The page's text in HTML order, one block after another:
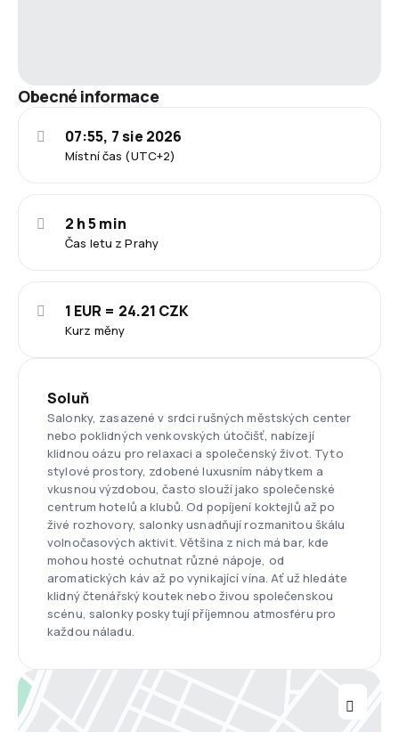
Obecné informace
Místní čas (UTC+2)
07:55, 7 sie 2026
Čas letu z Prahy
2 h 5 min
Kurz měny
1 EUR = 24.21 CZK
Soluň
Salonky, zasazené v srdci rušných městských center
nebo poklidných venkovských útočišť, nabízejí
klidnou oázu pro relaxaci a společenský život. Tyto
stylové prostory, zdobené luxusním nábytkem a
vkusnou výzdobou, často slouží jako společenské
centrum hotelů a klubů. Od popíjení koktejlů až po
živé rozhovory, salonky usnadňují rozmanitou škálu
volnočasových aktivit. Většina z nich má bar, kde
mohou hosté ochutnat různé nápoje, od
aromatických káv až po vynikající vína. Ať už hledáte
klidný čtenářský koutek nebo živou společenskou
scénu, salonky poskytují příjemnou atmosféru pro
každou náladu.